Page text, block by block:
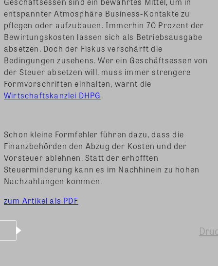
entspannter Atmosphäre Business-Kontakte zu
pflegen oder aufzubauen. Immerhin 70 Prozent der
Bewirtungskosten lassen sich als Betriebsausgabe
absetzen. Doch der Fiskus verschärft die
Bedingungen zusehens. Wer ein Geschäftsessen von
der Steuer absetzen will, muss immer strengere
Formvorschriften einhalten, warnt die
Wirtschaftskanzlei DHPG.
Schon kleine Formfehler führen dazu, dass die
Finanzbehörden den Abzug der Kosten und der
Vorsteuer ablehnen. Statt der erhofften
Steuerminderung kann es im Nachhinein zu hohen
Nachzahlungen kommen.
zum Artikel als PDF